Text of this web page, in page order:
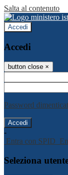
Salta al contenuto
Accedi
Accedi
button close ×
Password
-
Entra con SPID
Seleziona